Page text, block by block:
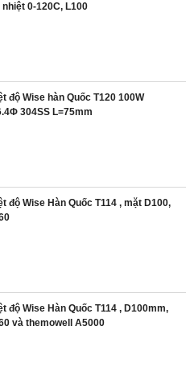
0-120C, L100
độ Wise hàn Quốc T120 100W
304SS L=75mm
độ Wise Hàn Quốc T114 , mặt D100,
độ Wise Hàn Quốc T114 , D100mm,
và themowell A5000